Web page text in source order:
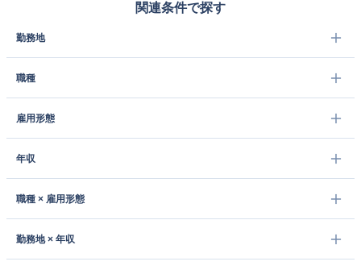
関連条件で探す
勤務地
職種
雇用形態
年収
職種 × 雇用形態
勤務地 × 年収